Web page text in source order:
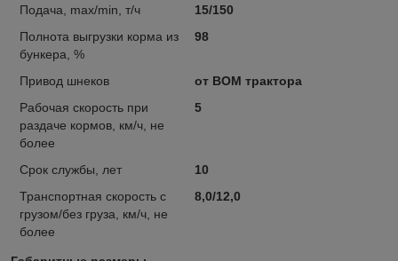
Подача, max/min, т/ч
15/150
Полнота выгрузки корма из
бункера, %
98
Привод шнеков
от ВОМ трактора
Рабочая скорость при
раздаче кормов, км/ч, не
более
5
Срок службы, лет
10
Транспортная скорость с
грузом/без груза, км/ч, не
более
8,0/12,0